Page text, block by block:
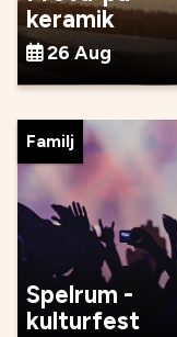
keramik
26 Aug
Familj
Spelrum -
kulturfest